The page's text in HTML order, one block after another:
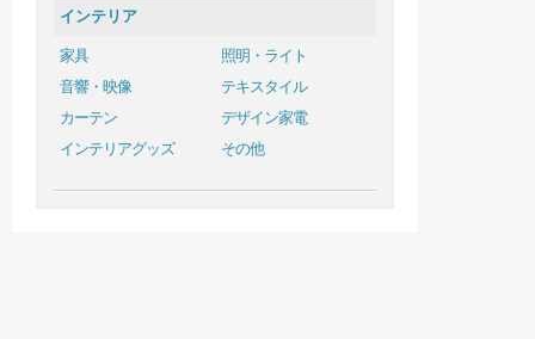
インテリア
家具
照明・ライト
音響・映像
テキスタイル
カーテン
デザイン家電
インテリアグッズ
その他